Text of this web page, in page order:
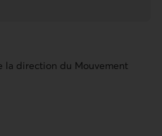
la direction du Mouvement